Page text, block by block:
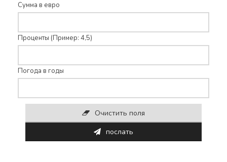
Сумма в евро
Проценты (Пример: 4,5)
Погода в годы
Очистить поля
послать